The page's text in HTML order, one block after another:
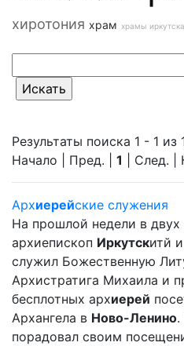
хиротония храм храмы иркутска
Результаты поиска 1 - 1 из
Начало | Пред. | 1 | След. |
Архиерейские служения
На прошлой недели в двух
архиепископ Иркутскитй
служил Божественную
Архистратига Михаила и
бесплотных архиерей
Архангела в Ново-Ленино.
порадовал своим